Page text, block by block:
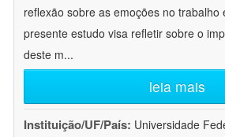
reflexão sobre as emoções no trabalho
presente estudo visa refletir sobre o
deste m...
leia mais
Instituição/UF/País: Universidade